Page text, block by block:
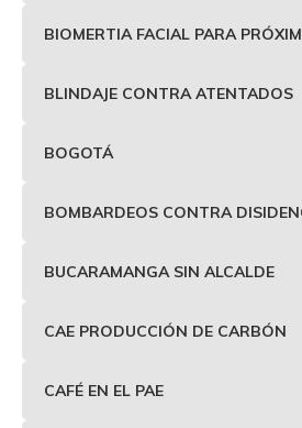
BIOMERTIA FACIAL PARA
BLINDAJE CONTRA ATENTADOS
BOGOTÁ
BOMBARDEOS CONTRA
BUCARAMANGA SIN ALCALDE
CAE PRODUCCIÓN DE CARBÓN
CAFÉ EN EL PAE